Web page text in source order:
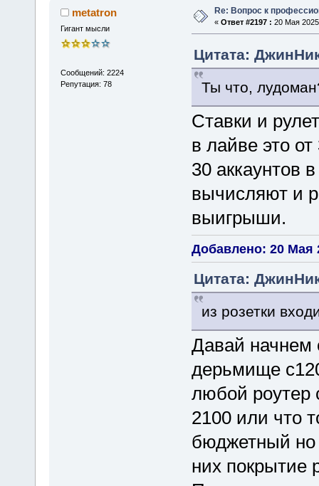
metatron
Гигант мысли
Сообщений: 2224
Репутация: 78
Re: Вопрос к
« Ответ #2197 : 20 Мая
Цитата:
Ты что,
Ставки и
в лайве это
30 аккаунтов
вычисляют и
выигрыши.
Добавлено: 20 Мая
Цитата:
из розетки
Давай начнем
дерьмище
любой роутер
2100 или что
бюджетный но
них покрытие